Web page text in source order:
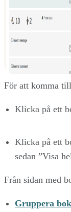
För att komma
Klicka på ett
Klicka på ett
sedan ”Visa
Från sidan med
Gruppera